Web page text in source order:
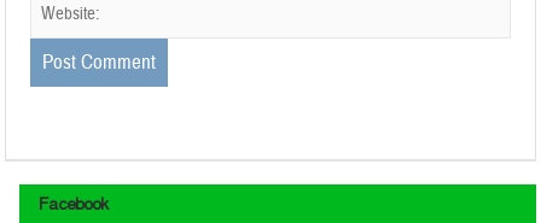
Facebook